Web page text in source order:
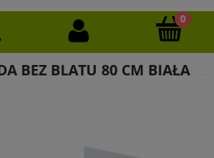
BEZ BLATU 80 CM BIAŁA